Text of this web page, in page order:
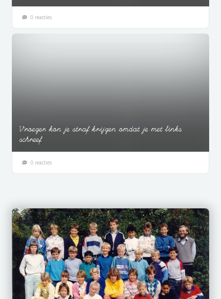
0 reacties
Vroeger kon je straf krijgen omdat je met links
schreef
0 reacties